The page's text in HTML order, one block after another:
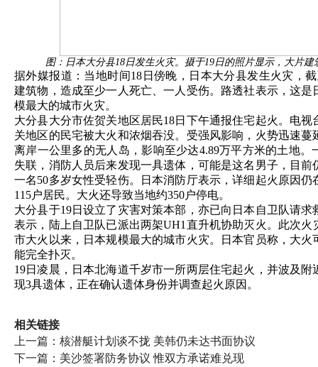
图：日本大分县18日发生火灾。摄于19日的照片显示，大片建
据外媒报道：当地时间18日傍晚，日本大分县发生火灾，
建筑物，造成至少一人死亡、一人受伤。路透社表示，这是
模最大的城市火灾。
大分县大分市佐贺关地区居民18日下午通报住宅起火。电视
关地区的民宅被大火和浓烟吞没。受强风影响，火势迅速蔓
离岸一公里多的无人岛，影响至少达4.89万平方米的土地。
失联，消防人员后来发现一具遗体，可能是这名男子，目前
一名50多岁女性受轻伤。日本消防厅表示，详细起火原因仍
115户居民。大火还导致当地约350户停电。
大分县于19日设立了灾害对策本部，亦已向日本自卫队请求
表示，陆上自卫队已派出两架UH1直升机协助灭火。此次火
市大火以来，日本规模最大的城市火灾。日本官员称，大火
能完全扑灭。
19日凌晨，日本北海道千岁市一所两层住宅起火，并波及附
现3具遗体，正在确认遗体身份并调查起火原因。
相关链接
上一篇： 核潜艇计划谈不拢 美韩仍未达书面协议
下一篇： 美沙签署防务协议 惟双方承诺难兑现